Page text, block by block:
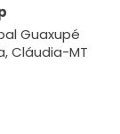
Guaxupé
Cláudia-MT